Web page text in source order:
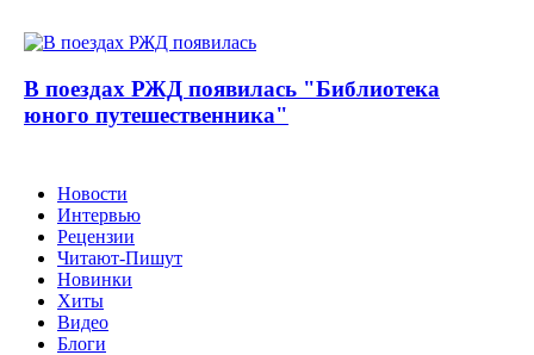
В поездах РЖД появилась "Библиотека
юного путешественника"
Новости
Интервью
Рецензии
Читают-Пишут
Новинки
Хиты
Видео
Блоги